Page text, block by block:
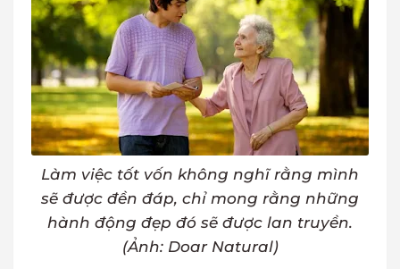
Làm việc tốt vốn không nghĩ rằng mình
sẽ được đền đáp, chỉ mong rằng những
hành động đẹp đó sẽ được lan truyền.
(Ảnh: Doar Natural)